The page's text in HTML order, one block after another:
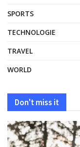
SPORTS
TECHNOLOGIE
TRAVEL
WORLD
Don't miss it